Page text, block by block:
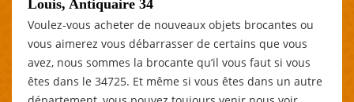
Louis, Antiquaire 34
Voulez-vous acheter de nouveaux objets brocantes ou
vous aimerez vous débarrasser de certains que vous
avez, nous sommes la brocante qu’il vous faut si vous
êtes dans le 34725. Et même si vous êtes dans un autre